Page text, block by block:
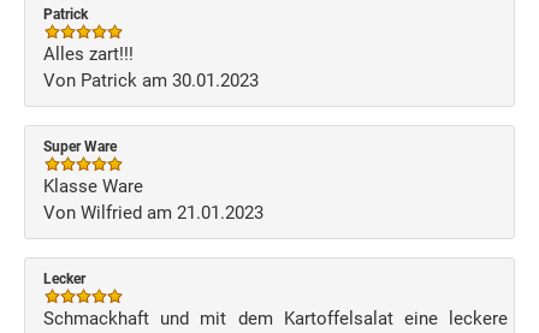
Patrick
Alles zart!!!
Von Patrick am 30.01.2023
Super Ware
Klasse Ware
Von Wilfried am 21.01.2023
Lecker
Schmackhaft und mit dem Kartoffelsalat eine leckere